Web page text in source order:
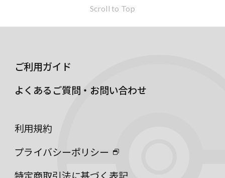
Scroll to Top
ご利用ガイド
よくあるご質問・お問い合わせ
利用規約
プライバシーポリシー